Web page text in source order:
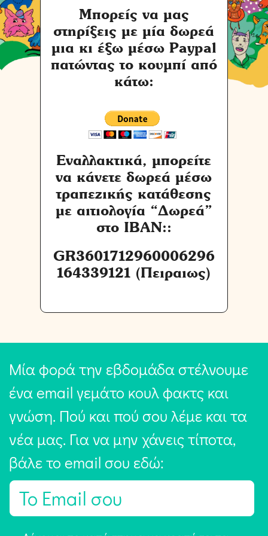
Μπορείς να μας
στηρίξεις με μία δωρεά
μια κι έξω μέσω Paypal
πατώντας το κουμπί από
κάτω:
Εναλλακτικά, μπορείτε
να κάνετε δωρεά μέσω
τραπεζικής κατάθεσης
με αιτιολογία “Δωρεά”
στο IBAN::
GR3601712960006296
164339121 (Πειραιως)
Μία φορά την εβδομάδα στέλνουμε
ένα email γεμάτο κουλ φακτς και
γνώση. Πού και πού σου λέμε και τα
νέα μας. Για να μην χάνεις τίποτα,
βάλε το email σου εδώ:
E